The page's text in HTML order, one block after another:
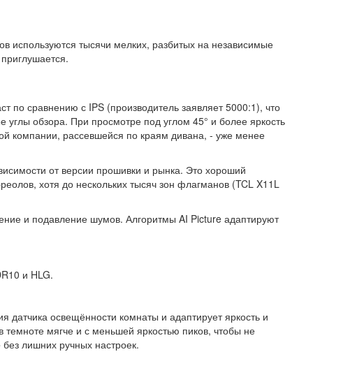
используются тысячи мелких, разбитых на независимые
по сравнению с IPS (производитель заявляет 5000:1), что
углы обзора. При просмотре под углом 45° и более яркость
компании, рассевшейся по краям дивана, - уже менее
от версии прошивки и рынка. Это хороший
хотя до нескольких тысяч зон флагманов (TCL X11L
и подавление шумов. Алгоритмы AI Picture адаптируют
и HLG.
освещённости комнаты и адаптирует яркость и
темноте мягче и с меньшей яркостью пиков, чтобы не
лишних ручных настроек.